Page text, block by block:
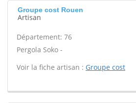
Groupe cost Rouen
Artisan
Département: 76
Pergola Soko -
Voir la fiche artisan : Groupe cost